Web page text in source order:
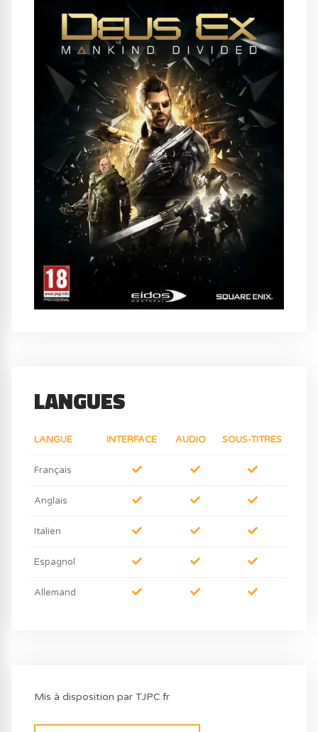
LANGUES
LANGUE INTERFACE AUDIO SOUS-TITRES
Français
Anglais
Italien
Espagnol
Allemand
Mis à disposition par TJPC.fr